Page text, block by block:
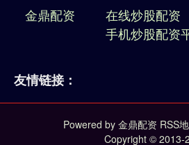
金鼎配资 在线炒股配资
手机炒股配资
友情链接：
Powered by 金鼎配资 RSS
Copyright © 2013-